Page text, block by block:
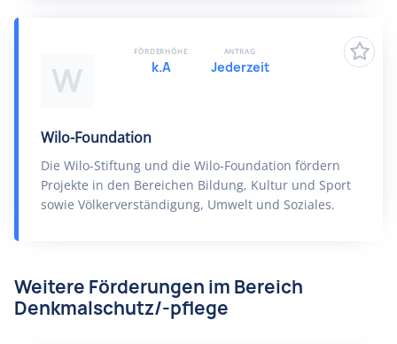
W
Wilo-Foundation
Die Wilo-Stiftung und die Wilo-Foundation fördern
Projekte in den Bereichen Bildung, Kultur und Sport
sowie Völkerverständigung, Umwelt und Soziales.
FÖRDERHÖHE
k.A
ANTRAG
Jederzeit
Weitere Förderungen im Bereich
Denkmalschutz/-pflege